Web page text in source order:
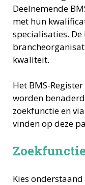
Deelnemende
met hun
specialisaties. De
kwaliteit.
Het BMS-
worden
zoekfunctie en
vinden op deze
Zoekfunctie
Kies